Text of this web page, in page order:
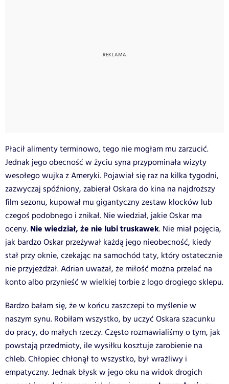
Płacił alimenty terminowo, tego nie mogłam mu zarzucić.
Jednak jego obecność w życiu syna przypominała wizyty
wesołego wujka z Ameryki. Pojawiał się raz na kilka tygodni,
zazwyczaj spóźniony, zabierał Oskara do kina na najdroższy
film sezonu, kupował mu gigantyczny zestaw klocków lub
czegoś podobnego i znikał. Nie wiedział, jakie Oskar ma
oceny. Nie wiedział, że nie lubi truskawek. Nie miał pojęcia,
jak bardzo Oskar przeżywał każdą jego nieobecność, kiedy
stał przy oknie, czekając na samochód taty, który ostatecznie
nie przyjeżdżał. Adrian uważał, że miłość można przelać na
konto albo przynieść w wielkiej torbie z logo drogiego sklepu.
Bardzo bałam się, że w końcu zaszczepi to myślenie w
naszym synu. Robiłam wszystko, by uczyć Oskara szacunku
do pracy, do małych rzeczy. Często rozmawialiśmy o tym, jak
powstają przedmioty, ile wysiłku kosztuje zarobienie na
chleb. Chłopiec chłonął to wszystko, był wrażliwy i
empatyczny. Jednak błysk w jego oku na widok drogich